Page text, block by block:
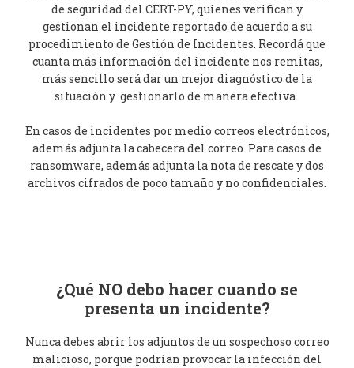
de seguridad del CERT-PY, quienes verifican y
gestionan el incidente reportado de acuerdo a su
procedimiento de Gestión de Incidentes. Recordá que
cuanta más información del incidente nos remitas,
más sencillo será dar un mejor diagnóstico de la
situación y gestionarlo de manera efectiva.
En casos de incidentes por medio correos electrónicos,
además adjunta la cabecera del correo. Para casos de
ransomware, además adjunta la nota de rescate y dos
archivos cifrados de poco tamaño y no confidenciales.
¿Qué NO debo hacer cuando se
presenta un incidente?
Nunca debes abrir los adjuntos de un sospechoso correo
malicioso, porque podrían provocar la infección del